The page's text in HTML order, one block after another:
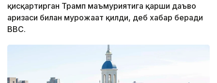
қисқартирган Трамп маъмуриятига қарши даъво
аризаси билан мурожаат қилди, деб хабар беради
BBC.